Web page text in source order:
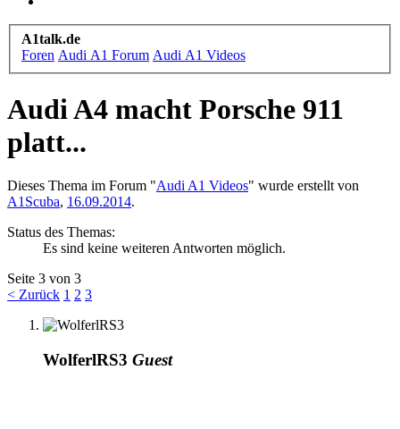
A1talk.de
Foren Audi A1 Forum Audi A1 Videos
Audi A4 macht Porsche 911
platt...
Dieses Thema im Forum "Audi A1 Videos" wurde erstellt von
A1Scuba, 16.09.2014.
Status des Themas:
Es sind keine weiteren Antworten möglich.
Seite 3 von 3
< Zurück 1 2 3
WolferlRS3 Guest